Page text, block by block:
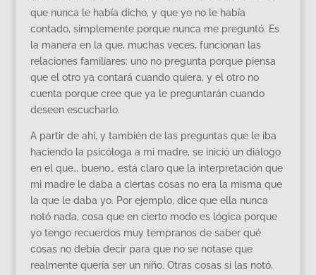
que nunca le había dicho, y que yo no le había
contado, simplemente porque nunca me preguntó. Es
la manera en la que, muchas veces, funcionan las
relaciones familiares: uno no pregunta porque piensa
que el otro ya contará cuando quiera, y el otro no
cuenta porque cree que ya le preguntarán cuando
deseen escucharlo.
A partir de ahí, y también de las preguntas que le iba
haciendo la psicóloga a mi madre, se inició un diálogo
en el que… bueno… está claro que la interpretación que
mi madre le daba a ciertas cosas no era la misma que
la que le daba yo. Por ejemplo, dice que ella nunca
notó nada, cosa que en cierto modo es lógica porque
yo tengo recuerdos muy tempranos de saber qué
cosas no debía decir para que no se notase que
realmente quería ser un niño. Otras cosas si las notó,